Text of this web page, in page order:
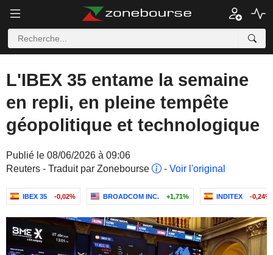
L'IBEX 35 entame la semaine
en repli, en pleine tempête
géopolitique et technologique
Publié le 08/06/2026 à 09:06
Reuters - Traduit par Zonebourse
- Voir l'original
IBEX 35 -0,02% BROADCOM INC. +1,71% INDITEX -0,24%